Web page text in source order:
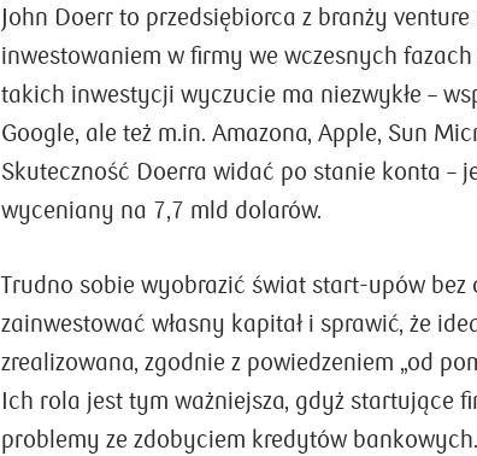
John Doerr to przedsiębiorca z branży
inwestowaniem w firmy we wczesnych
takich inwestycji wyczucie ma niezwykłe –
Google, ale też m.in. Amazona, Apple, Sun
Skuteczność Doerra widać po stanie konta –
wyceniany na 7,7 mld dolarów.
Trudno sobie wyobrazić świat start-upów bez
zainwestować własny kapitał i sprawić, że
zrealizowana, zgodnie z powiedzeniem „od
Ich rola jest tym ważniejsza, gdyż startujące
problemy ze zdobyciem kredytów